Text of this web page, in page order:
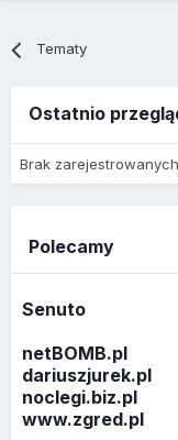
Tematy
Ostatnio
Brak
Polecamy
Senuto
netBOMB.pl
dariuszjurek.pl
noclegi.biz.pl
www.zgred.pl